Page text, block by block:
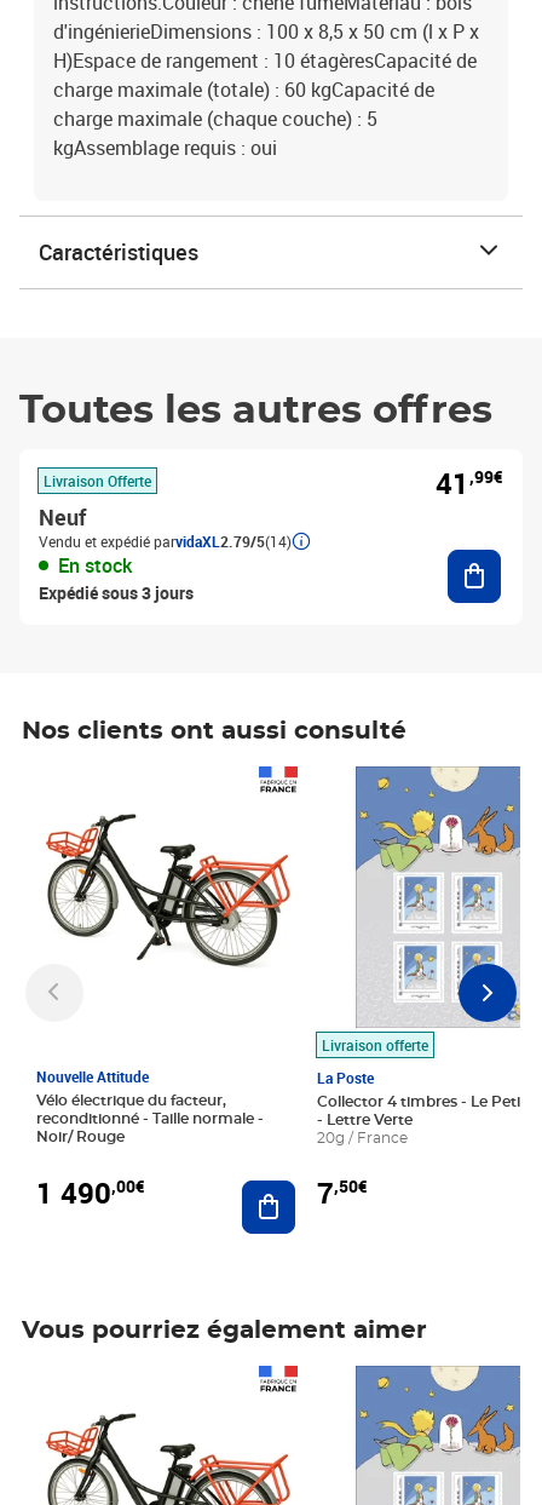
d'ingénierieDimensions : 100 x 8,5 x 50 cm (l x P x
H)Espace de rangement : 10 étagèresCapacité de
charge maximale (totale) : 60 kgCapacité de
charge maximale (chaque couche) : 5
kgAssemblage requis : oui
Caractéristiques
Toutes les autres offres
Livraison Offerte
Neuf
Vendu et expédié parvidaXL 2.79/5(14)
En stock
Expédié sous 3 jours
41 ,99€
Nos clients ont aussi consulté
Nouvelle Attitude
Vélo électrique du facteur,
reconditionné - Taille normale -
Noir/ Rouge
1 490,00€ Ajouter au panier
Livraison offerte
La Poste
Collector 4 timbres - Le Petit
- Lettre Verte
20g / France
7,50€
Prix 7,50€
Vous pourriez également aimer
Prix 7,50€